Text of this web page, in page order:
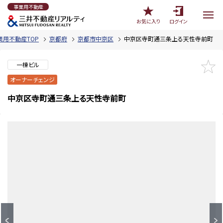
事業用不動産
お気に入り
ログイン
用不動産TOP 京都府 京都市中京区 中京区寺町通三条上る天性寺前町
一棟ビル
オーナーチェンジ
中京区寺町通三条上る天性寺前町